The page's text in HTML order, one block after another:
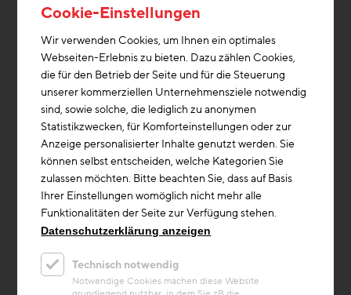
Forschung & Zukunftsthemen Bauschäden
Beitrag
Bauschadensberichte
Cookie-Einstellungen
Wir verwenden Cookies, um Ihnen ein optimales
Webseiten-Erlebnis zu bieten. Dazu zählen Cookies,
die für den Betrieb der Seite und für die Steuerung
unserer kommerziellen Unternehmensziele notwendig
sind, sowie solche, die lediglich zu anonymen
Statistikzwecken, für Komforteinstellungen oder zur
Anzeige personalisierter Inhalte genutzt werden. Sie
können selbst entscheiden, welche Kategorien Sie
zulassen möchten. Bitte beachten Sie, dass auf Basis
Ihrer Einstellungen womöglich nicht mehr alle
Funktionalitäten der Seite zur Verfügung stehen.
Datenschutzerklärung anzeigen
Technisch notwendig
Notwendige Cookies machen diese Website